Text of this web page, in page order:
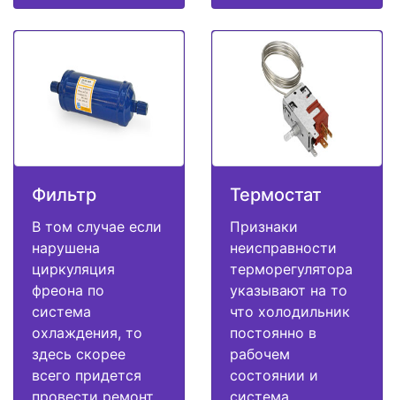
Фильтр
В том случае если
нарушена
циркуляция
фреона по
система
охлаждения, то
здесь скорее
всего придется
Термостат
Признаки
неисправности
терморегулятора
указывают на то
что холодильник
постоянно в
рабочем
состоянии и